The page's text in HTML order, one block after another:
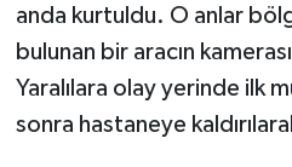
anda kurtuldu. O anlar
bulunan bir aracın
Yaralılara olay yerinde ilk
sonra hastaneye